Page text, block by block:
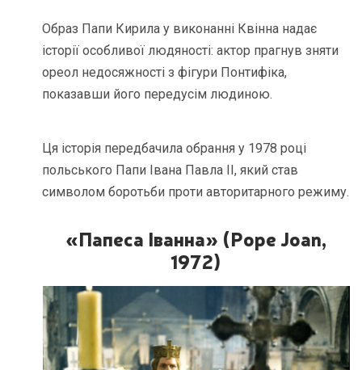
Образ Папи Кирила у виконанні Квінна надає
історії особливої людяності: актор прагнув зняти
ореол недосяжності з фігури Понтифіка,
показавши його передусім людиною.
Ця історія передбачила обрання у 1978 році
польського Папи Івана Павла II, який став
символом боротьби проти авторитарного режиму.
«Папеса Іванна» (Pope Joan,
1972)